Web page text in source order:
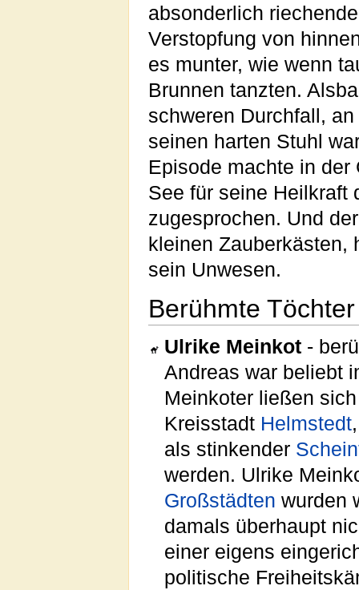
absonderlich
Verstopfung von
es munter, wie wenn
Brunnen tanzten.
schweren Durchfall,
seinen harten Stuhl
Episode machte in der
See für seine Heilkraft
zugesprochen. Und
kleinen Zauberkästen,
sein Unwesen.
Berühmte
Ulrike Meinkot -
Andreas war beliebt
Meinkoter ließen
Kreisstadt Helmstedt
als stinkender
werden. Ulrike
Großstädten wurden
damals überhaupt
einer eigens
politische